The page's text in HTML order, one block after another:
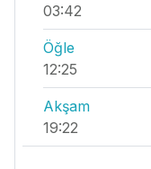
03:42
Öğle
12:25
Akşam
19:22